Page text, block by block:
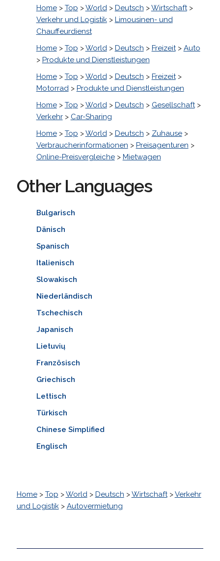
Home> Top >World> Deutsch >Wirtschaft>
Verkehr und Logistik> Limousinen- und
Chauffeurdienst
Home> Top >World> Deutsch > Freizeit> Auto
> Produkte und Dienstleistungen
Home> Top >World> Deutsch > Freizeit>
Motorrad> Produkte und Dienstleistungen
Home> Top >World> Deutsch > Gesellschaft>
Verkehr> Car-Sharing
Home> Top >World> Deutsch > Zuhause>
Verbraucherinformationen > Preisagenturen >
Online-Preisvergleiche> Mietwagen
Other Languages
Bulgarisch
Dänisch
Spanisch
Italienisch
Slowakisch
Niederländisch
Tschechisch
Japanisch
Lietuvių
Französisch
Griechisch
Lettisch
Türkisch
Chinese Simplified
Englisch
Home> Top >World> Deutsch >Wirtschaft>Verkehr
und Logistik> Autovermietung